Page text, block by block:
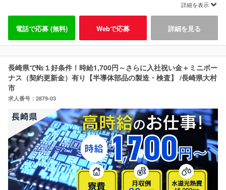
詳細を表示
電話で応募 (無料) Webで応募 詳細を見る
長崎県で№１好条件！時給1,700円～さらに入社祝い金＋ミニボー
ナス（契約更新金）有り【半導体部品の製造・検査】 /長崎県大村
市
求人番号：2879-03